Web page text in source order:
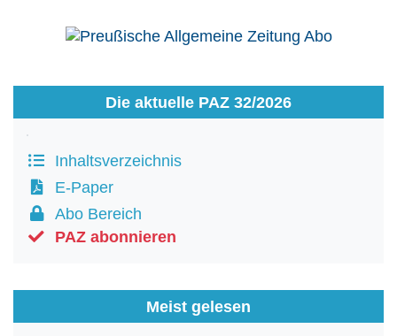
Die aktuelle PAZ 32/2026
Inhaltsverzeichnis
E-Paper
Abo Bereich
PAZ abonnieren
Meist gelesen